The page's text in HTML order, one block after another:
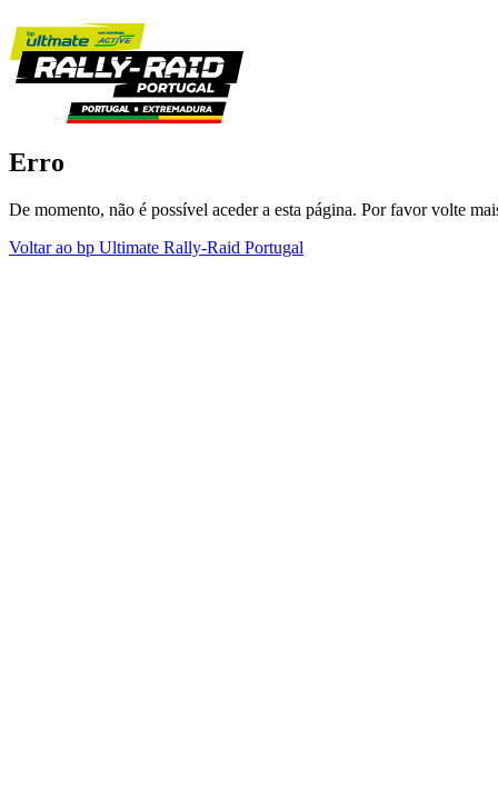
Erro
De momento, não é possível aceder a esta página. Por favor volte
Voltar ao bp Ultimate Rally-Raid Portugal